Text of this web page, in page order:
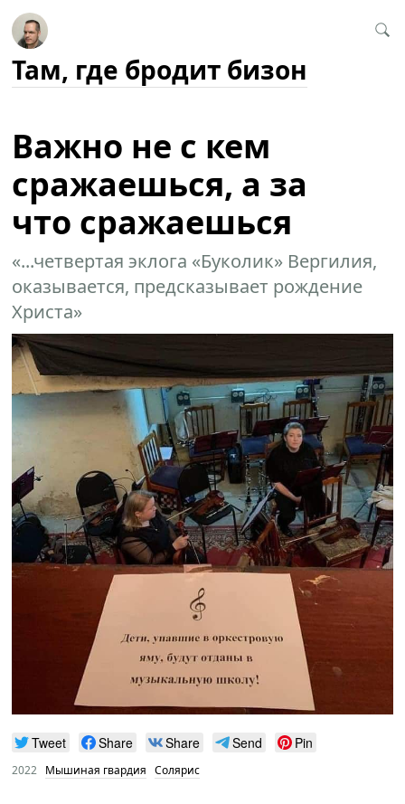
Там, где бродит бизон
Важно не с кем
сражаешься, а за
что сражаешься
«...четвертая эклога «Буколик» Вергилия,
оказывается, предсказывает рождение
Христа»
Tweet Share Share Send Pin
2022 Мышиная гвардия Солярис